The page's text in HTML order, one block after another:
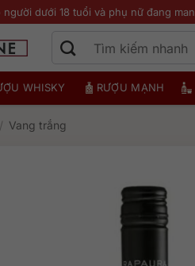
dưới 18 tuổi và phụ nữ đang
WHISKY RƯỢU MẠNH
/ Vang trắng